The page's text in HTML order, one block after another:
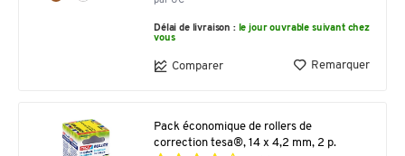
Délai de livraison : le jour ouvrable suivant chez
vous
Comparer Remarquer
Pack économique de rollers de
correction tesa®, 14 x 4,2 mm, 2 p.